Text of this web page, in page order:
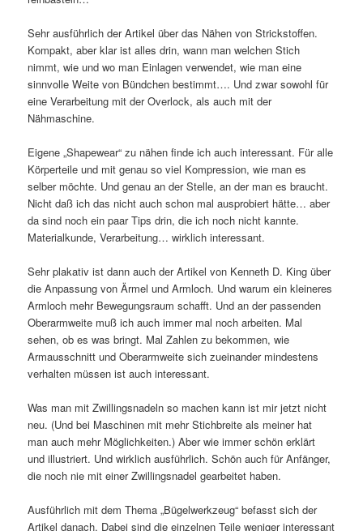
Sehr ausführlich der Artikel über das Nähen von Strickstoffen.
Kompakt, aber klar ist alles drin, wann man welchen Stich
nimmt, wie und wo man Einlagen verwendet, wie man eine
sinnvolle Weite von Bündchen bestimmt…. Und zwar sowohl für
eine Verarbeitung mit der Overlock, als auch mit der
Nähmaschine.
Eigene „Shapewear“ zu nähen finde ich auch interessant. Für alle
Körperteile und mit genau so viel Kompression, wie man es
selber möchte. Und genau an der Stelle, an der man es braucht.
Nicht daß ich das nicht auch schon mal ausprobiert hätte… aber
da sind noch ein paar Tips drin, die ich noch nicht kannte.
Materialkunde, Verarbeitung… wirklich interessant.
Sehr plakativ ist dann auch der Artikel von Kenneth D. King über
die Anpassung von Ärmel und Armloch. Und warum ein kleineres
Armloch mehr Bewegungsraum schafft. Und an der passenden
Oberarmweite muß ich auch immer mal noch arbeiten. Mal
sehen, ob es was bringt. Mal Zahlen zu bekommen, wie
Armausschnitt und Oberarmweite sich zueinander mindestens
verhalten müssen ist auch interessant.
Was man mit Zwillingsnadeln so machen kann ist mir jetzt nicht
neu. (Und bei Maschinen mit mehr Stichbreite als meiner hat
man auch mehr Möglichkeiten.) Aber wie immer schön erklärt
und illustriert. Und wirklich ausführlich. Schön auch für Anfänger,
die noch nie mit einer Zwillingsnadel gearbeitet haben.
Ausführlich mit dem Thema „Bügelwerkzeug“ befasst sich der
Artikel danach. Dabei sind die einzelnen Teile weniger interessant